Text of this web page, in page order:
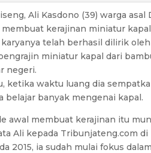
Ali Kasdono (39) warga
membuat kerajinan miniatur
telah berhasil dilirik
miniatur kapal dari
negeri.
ketika waktu luang dia
belajar banyak mengenai kapal.
awal membuat kerajinan itu
Ali kepada Tribunjateng.com
2015, ia sudah mulai fokus